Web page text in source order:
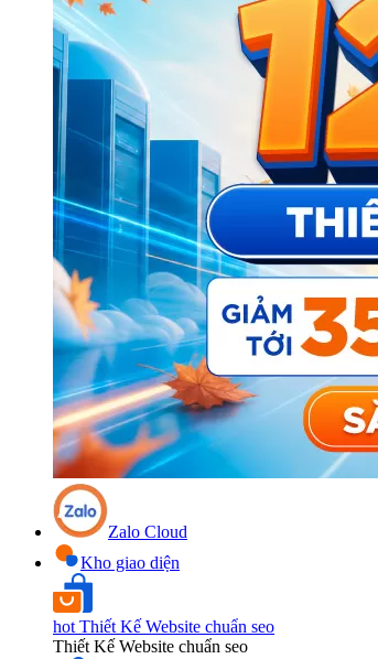
Zalo Cloud
Kho giao diện
hot Thiết Kế Website chuẩn seo
Thiết Kế Website chuẩn seo